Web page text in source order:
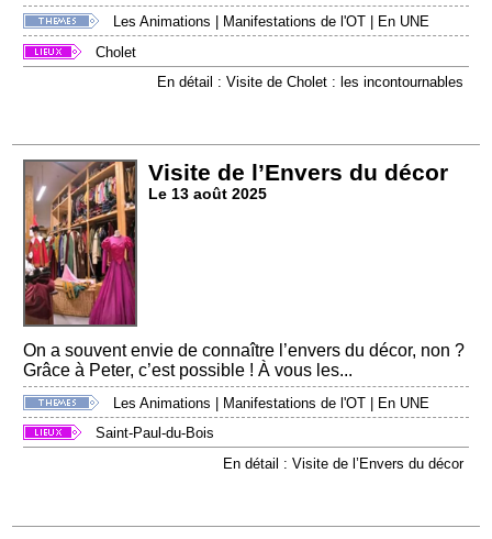
Les Animations Manifestations de l'OT
En UNE
Cholet
En détail : Visite de Cholet : les incontournables
Visite de l’Envers du décor
Le 13 août 2025
On a souvent envie de connaître l’envers du décor, non ?
Grâce à Peter, c’est possible ! À vous les...
Les Animations Manifestations de l'OT
En UNE
Saint-Paul-du-Bois
En détail : Visite de l’Envers du décor